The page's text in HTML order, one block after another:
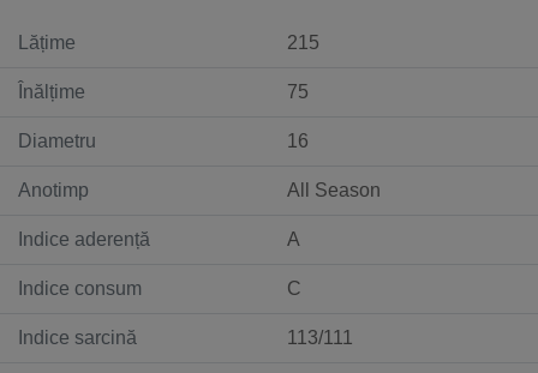
Lățime 215
Înălțime 75
Diametru 16
Anotimp All Season
Indice aderență A
Indice consum C
Indice sarcină 113/111